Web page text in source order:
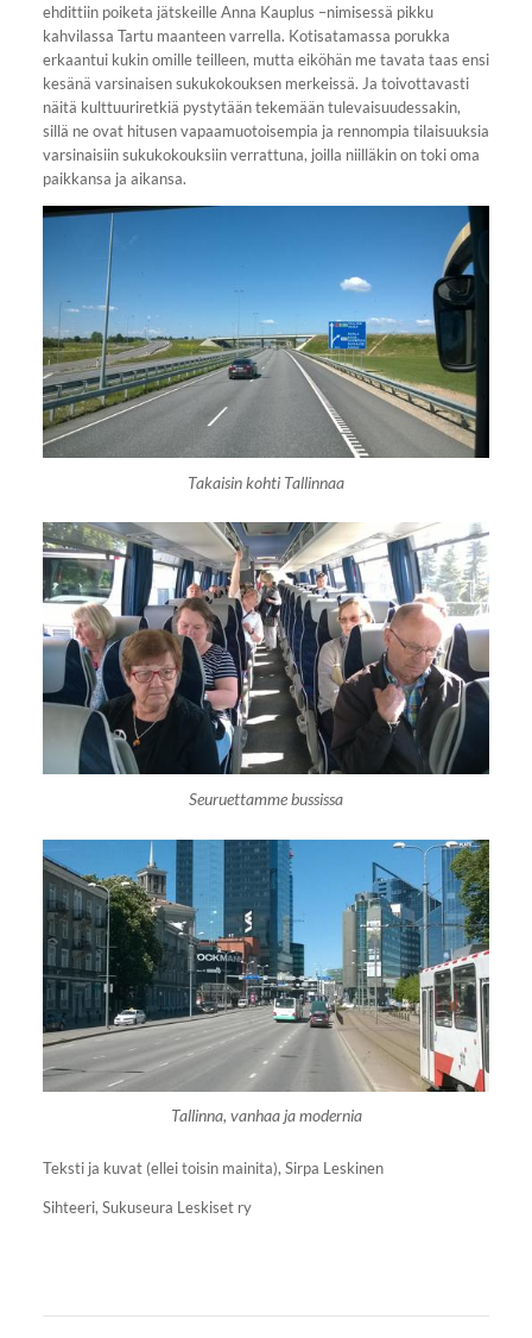
ehdittiin poiketa jätskeille Anna Kauplus –nimisessä pikku
kahvilassa Tartu maanteen varrella. Kotisatamassa porukka
erkaantui kukin omille teilleen, mutta eiköhän me tavata taas ensi
kesänä varsinaisen sukukokouksen merkeissä. Ja toivottavasti
näitä kulttuuriretkiä pystytään tekemään tulevaisuudessakin,
sillä ne ovat hitusen vapaamuotoisempia ja rennompia tilaisuuksia
varsinaisiin sukukokouksiin verrattuna, joilla niilläkin on toki oma
paikkansa ja aikansa.
Takaisin kohti Tallinnaa
Seuruettamme bussissa
Tallinna, vanhaa ja modernia
Teksti ja kuvat (ellei toisin mainita), Sirpa Leskinen
Sihteeri, Sukuseura Leskiset ry